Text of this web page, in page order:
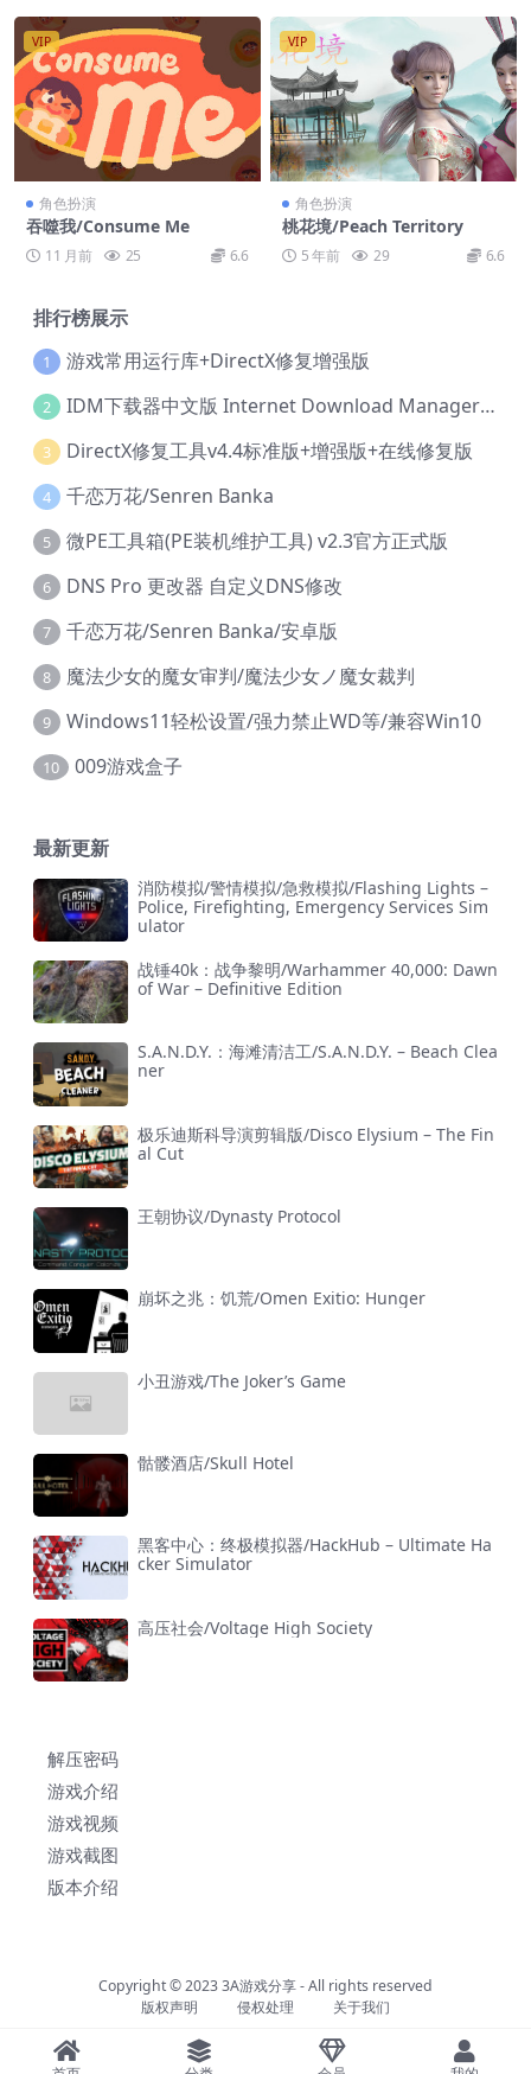
VIP
角色扮演
吞噬我/Consume Me
11 月前 25 6.6
VIP
角色扮演
桃花境/Peach Territory
5 年前 29 6.6
排行榜展示
1 游戏常用运行库+DirectX修复增强版
2 IDM下载器中文版 Internet Download Manager v6.42.36 IDM
3 DirectX修复工具v4.4标准版+增强版+在线修复版
4 千恋万花/Senren Banka
5 微PE工具箱(PE装机维护工具) v2.3官方正式版
6 DNS Pro 更改器 自定义DNS修改
7 千恋万花/Senren Banka/安卓版
8 魔法少女的魔女审判/魔法少女ノ魔女裁判
9 Windows11轻松设置/强力禁止WD等/兼容Win10
10 009游戏盒子
最新更新
消防模拟/警情模拟/急救模拟/Flashing Lights –
Police, Firefighting, Emergency Services Sim
ulator
战锤40k：战争黎明/Warhammer 40,000: Dawn
of War – Definitive Edition
S.A.N.D.Y.：海滩清洁工/S.A.N.D.Y. – Beach Clea
ner
极乐迪斯科导演剪辑版/Disco Elysium – The Fin
al Cut
王朝协议/Dynasty Protocol
崩坏之兆：饥荒/Omen Exitio: Hunger
小丑游戏/The Joker’s Game
骷髅酒店/Skull Hotel
黑客中心：终极模拟器/HackHub – Ultimate Ha
cker Simulator
高压社会/Voltage High Society
解压密码
游戏介绍
游戏视频
游戏截图
版本介绍
Copyright © 20233A游戏分享- All rights reserved
版权声明
侵权处理 关于我们